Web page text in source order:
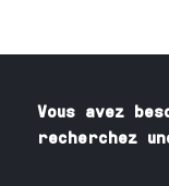
Vous avez
recherchez